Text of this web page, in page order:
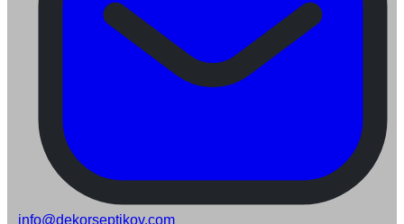
info@dekorseptikov.com